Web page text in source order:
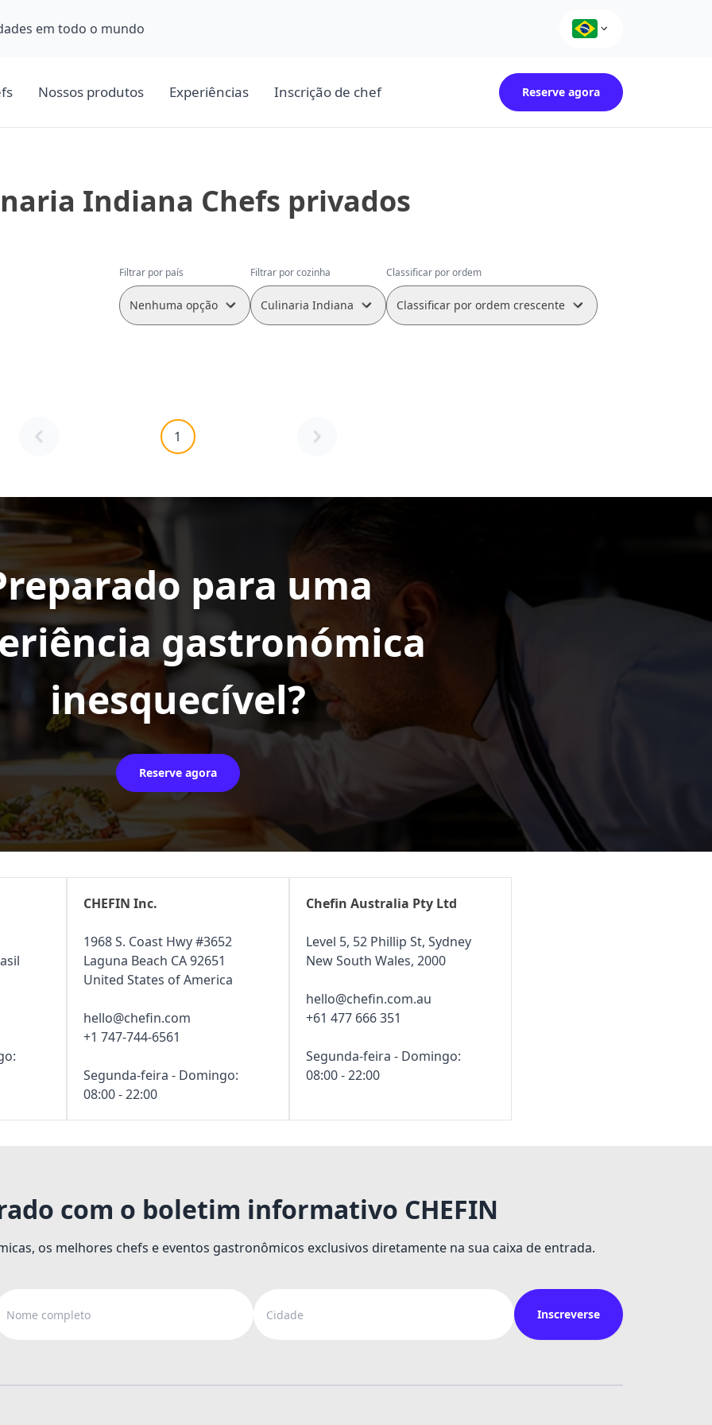
em todo o mundo
Nossos produtos Experiências Inscrição de chef Reserve agora
Indiana Chefs privados
Filtrar por país
Nenhuma opção
Filtrar por cozinha
Culinaria Indiana
Classificar por ordem
Classificar por ordem crescente
1
para uma
gastronómica
inesquecível?
Reserve agora
CHEFIN Inc.
1968 S. Coast Hwy #3652
Laguna Beach CA 92651
United States of America
hello@chefin.com
+1 747-744-6561
Segunda-feira - Domingo:
08:00 - 22:00
Chefin Australia Pty Ltd
Level 5, 52 Phillip St, Sydney
New South Wales, 2000
hello@chefin.com.au
+61 477 666 351
Segunda-feira - Domingo:
08:00 - 22:00
com o boletim informativo CHEFIN
os melhores chefs e eventos gastronômicos exclusivos diretamente na sua caixa de entrada.
Inscreverse